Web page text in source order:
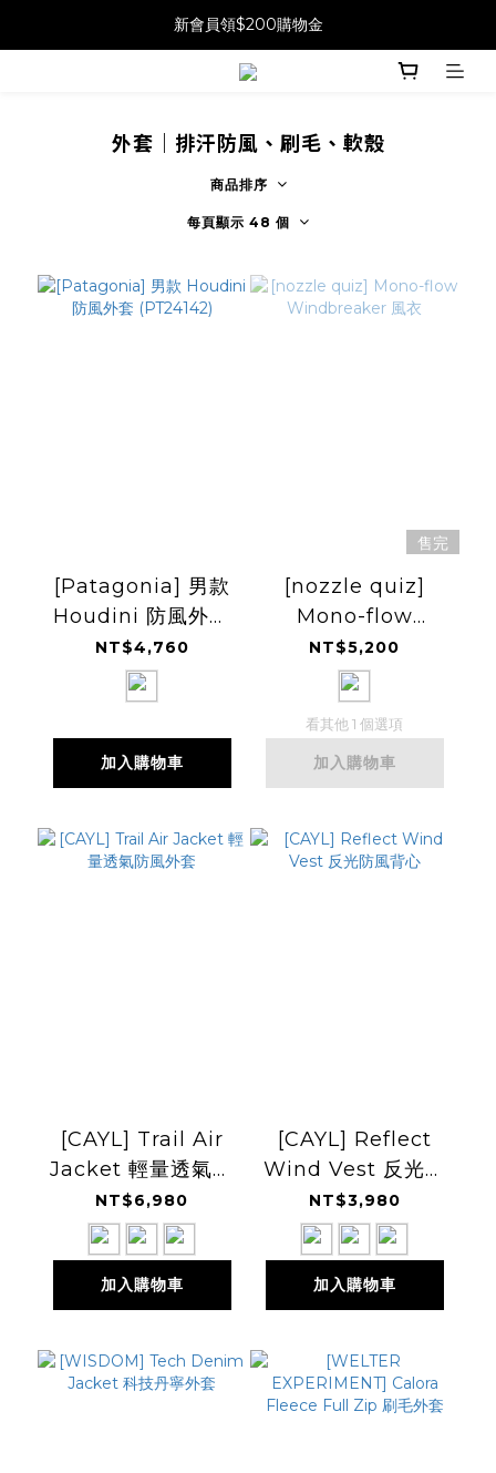
新會員領$200購物金
外套｜排汗防風、刷毛、軟殼
商品排序
每頁顯示 48 個
[Patagonia] 男款
Houdini 防風外套
(PT24142)
NT$4,760
加入購物車
售完
[nozzle quiz]
Mono-flow
Windbreaker 風
衣
NT$5,200
看其他 1 個選項
加入購物車
[CAYL] Trail Air
Jacket 輕量透氣防
風外套
NT$6,980
加入購物車
[CAYL] Reflect
Wind Vest 反光防
風背心
NT$3,980
加入購物車